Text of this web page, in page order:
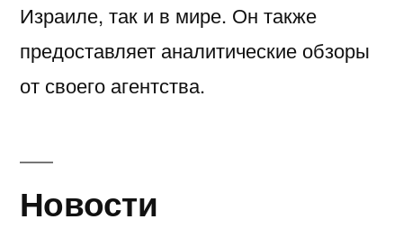
Израиле, так и в мире. Он также
предоставляет аналитические обзоры
от своего агентства.
Новости